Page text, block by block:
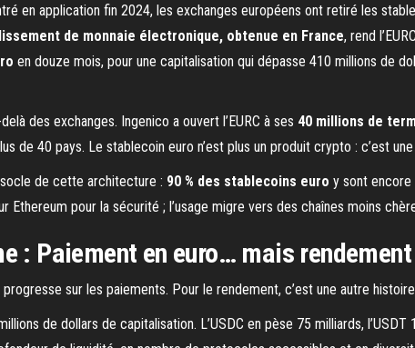
en application fin 2024, les exchanges européens ont retiré les
de monnaie électronique, obtenue en France, rend
en douze mois, pour une capitalisation qui dépasse 410 millions de
des exchanges. Ingenico a ouvert l’EURC à ses 40 millions de
de 40 pays. Le stablecoin euro n’est plus un produit crypto : c’est une
de cette architecture : 90 % des stablecoins euro y sont encore
Ethereum pour la sécurité ; l’usage migre vers des chaînes moins
: Paiement en euro… mais
sur les paiements. Pour le rendement, c’est une autre
de dollars de capitalisation. L’USDC en pèse 75 milliards,